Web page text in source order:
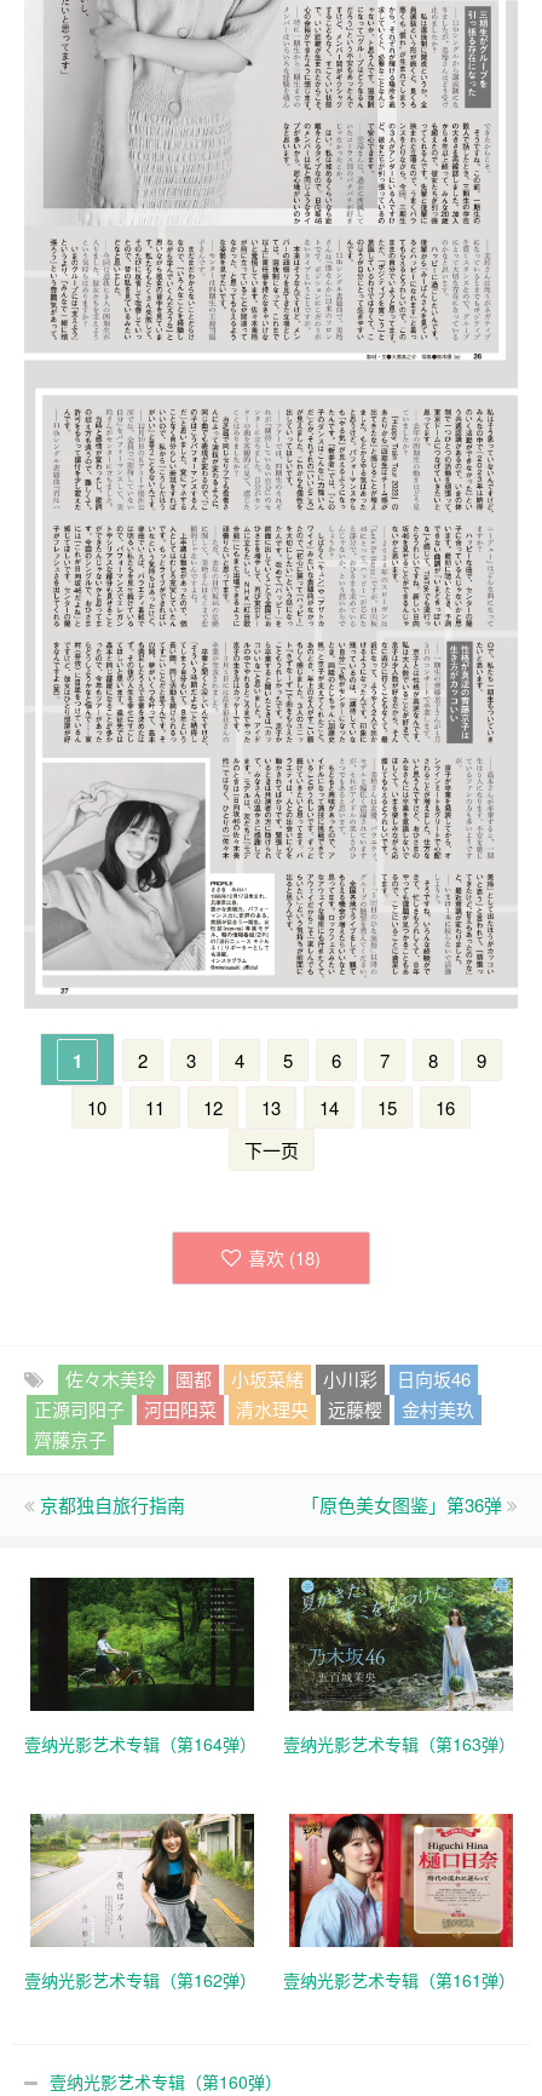
1 2 3 4 5 6 7 8
9
10
11 12 13 14 15
16
下一页
喜欢 (18)
佐々木美玲 園都 小坂菜緒 小川彩
日向坂46
正源司阳子
河田阳菜 清水理央 远藤樱
金村美玖
齊藤京子
京都独自旅行指南 「原色美女图鉴」第36弹
壹纳光影艺术专辑（第164弹） 壹纳光影艺术专辑（第163弹）
壹纳光影艺术专辑（第162弹） 壹纳光影艺术专辑（第161弹）
壹纳光影艺术专辑（第160弹）